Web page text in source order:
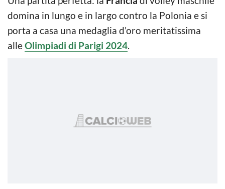
domina in lungo e in largo contro la Polonia e si
porta a casa una medaglia d’oro meritatissima
alleOlimpiadi di Parigi 2024.